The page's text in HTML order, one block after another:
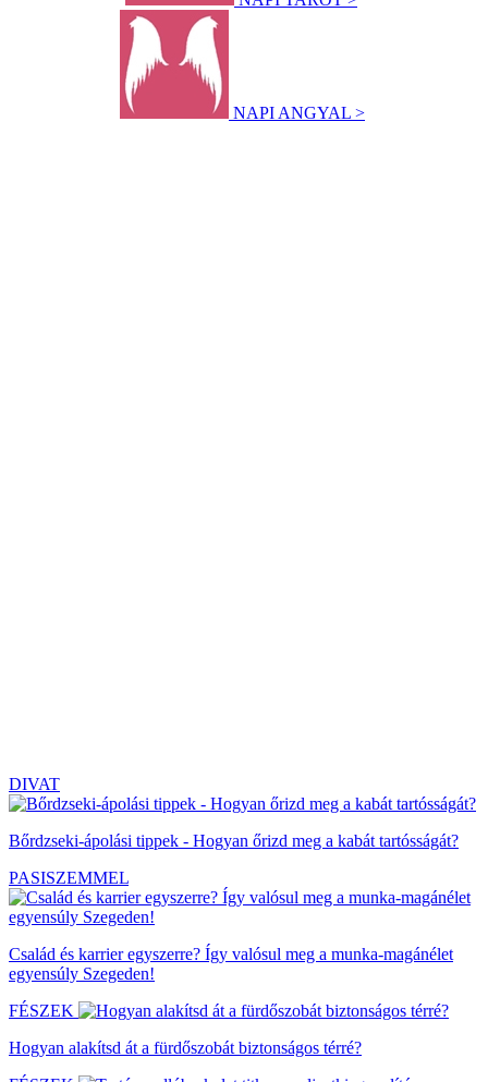
NAPI ANGYAL >
DIVAT
Bőrdzseki-ápolási tippek - Hogyan őrizd meg a kabát tartósságát?
PASISZEMMEL
Család és karrier egyszerre? Így valósul meg a munka-magánélet
egyensúly Szegeden!
FÉSZEK
Hogyan alakítsd át a fürdőszobát biztonságos térré?